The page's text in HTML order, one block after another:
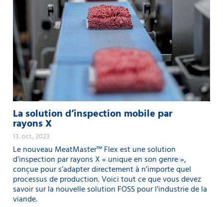
La solution d’inspection mobile par
rayons X
13. oct., 2023
Le nouveau MeatMaster™ Flex est une solution
d’inspection par rayons X « unique en son genre »,
conçue pour s’adapter directement à n’importe quel
processus de production. Voici tout ce que vous devez
savoir sur la nouvelle solution FOSS pour l’industrie de la
viande.